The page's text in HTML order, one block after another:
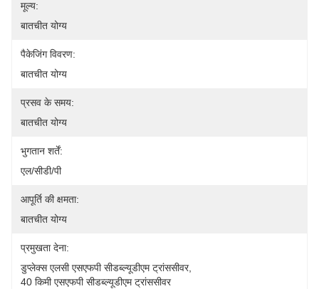
मूल्य:
बातचीत योग्य
पैकेजिंग विवरण:
बातचीत योग्य
प्रसव के समय:
बातचीत योग्य
भुगतान शर्तें:
एल/सीडी/पी
आपूर्ति की क्षमता:
बातचीत योग्य
प्रमुखता देना:
डुप्लेक्स एलसी एसएफपी सीडब्ल्यूडीएम ट्रांससीवर,
40 किमी एसएफपी सीडब्ल्यूडीएम ट्रांससीवर